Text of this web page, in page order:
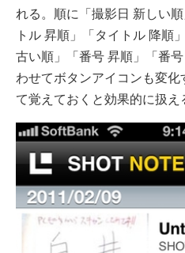
れる。順に「撮影日 新しい
トル 昇順」「タイトル 降順
古い順」「番号 昇順」「番
わせてボタンアイコンも変
て覚えておくと効果的に扱え